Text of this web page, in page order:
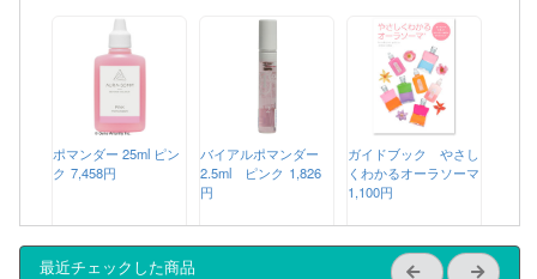
ポマンダー 25ml ピン
ク 7,458円
バイアルポマンダー
2.5ml ピンク 1,826
円
ガイドブック やさし
くわかるオーラソーマ
1,100円
最近チェックした商品